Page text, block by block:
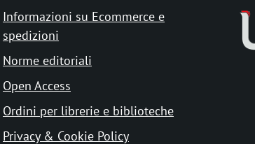
Informazioni su Ecommerce e
spedizioni
Norme editoriali
Open Access
Ordini per librerie e biblioteche
Privacy & Cookie Policy